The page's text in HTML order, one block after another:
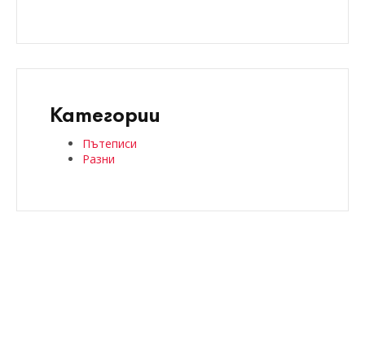
Категории
Пътеписи
Разни